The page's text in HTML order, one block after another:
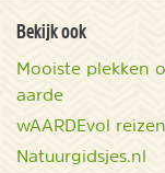
Bekijk ook
Mooiste plekken
aarde
wAARDEvol reizen
Natuurgidsjes.nl